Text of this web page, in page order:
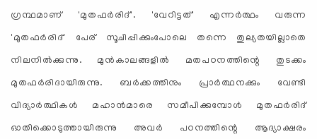
ഗ്രന്ഥമാണ് 'മുതഫര്‍രിദ്'. 'വേറിട്ടത്' എന്നര്‍ത്ഥം വരുന്ന
'മുതഫര്‍രിദ്' പേര് സൂചിപ്പിക്കുംപോലെ തന്നെ തുല്യതയില്ലാതെ
നിലനില്‍ക്കുന്നു. മുന്‍കാലങ്ങളില്‍ മതപഠനത്തിന്റെ തുടക്കം
മുതഫര്‍രിദായിരുന്നു. ബര്‍ക്കത്തിനും പ്രാര്‍ത്ഥനക്കും വേണ്ടി
വിദ്യാര്‍ത്ഥികള്‍ മഹാന്‍മാരെ സമീപിക്കുമ്പോള്‍ മുതഫര്‍രിദ്
ഓതിക്കൊടുത്തായിരുന്നു അവര്‍ പഠനത്തിന്റെ ആദ്യാക്ഷരം